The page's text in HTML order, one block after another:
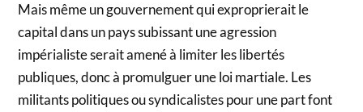
Mais même un gouvernement qui exproprierait le
capital dans un pays subissant une agression
impérialiste serait amené à limiter les libertés
publiques, donc à promulguer une loi martiale. Les
militants politiques ou syndicalistes pour une part font